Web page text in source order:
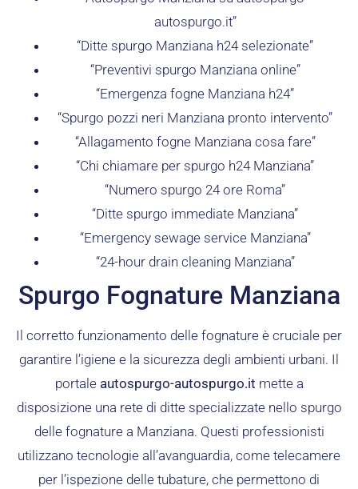
autospurgo.it”
“Ditte spurgo Manziana h24 selezionate”
“Preventivi spurgo Manziana online”
“Emergenza fogne Manziana h24”
“Spurgo pozzi neri Manziana pronto intervento”
“Allagamento fogne Manziana cosa fare”
“Chi chiamare per spurgo h24 Manziana”
“Numero spurgo 24 ore Roma”
“Ditte spurgo immediate Manziana”
“Emergency sewage service Manziana”
“24-hour drain cleaning Manziana”
Spurgo Fognature Manziana
Il corretto funzionamento delle fognature è cruciale per
garantire l’igiene e la sicurezza degli ambienti urbani. Il
portale autospurgo-autospurgo.it mette a
disposizione una rete di ditte specializzate nello spurgo
delle fognature a Manziana. Questi professionisti
utilizzano tecnologie all’avanguardia, come telecamere
per l’ispezione delle tubature, che permettono di